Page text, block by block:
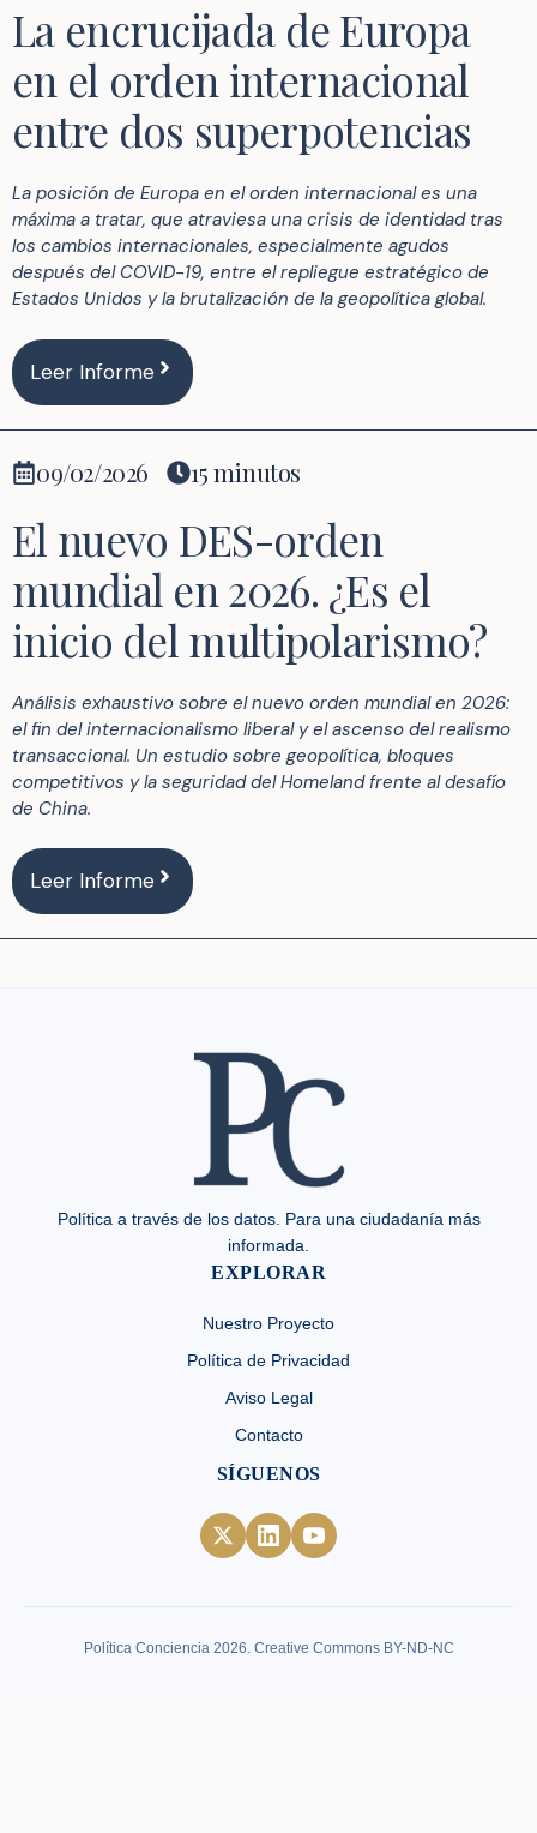
La encrucijada de Europa
en el orden internacional
entre dos superpotencias
La posición de Europa en el orden internacional es una
máxima a tratar, que atraviesa una crisis de identidad tras
los cambios internacionales, especialmente agudos
después del COVID-19, entre el repliegue estratégico de
Estados Unidos y la brutalización de la geopolítica global.
Leer Informe
09/02/2026 15 minutos
El nuevo DES-orden
mundial en 2026. ¿Es el
inicio del multipolarismo?
Análisis exhaustivo sobre el nuevo orden mundial en 2026:
el fin del internacionalismo liberal y el ascenso del realismo
transaccional. Un estudio sobre geopolítica, bloques
competitivos y la seguridad del Homeland frente al desafío
de China.
Leer Informe
Política a través de los datos. Para una ciudadanía más
informada.
EXPLORAR
Nuestro Proyecto
Política de Privacidad
Aviso Legal
Contacto
SÍGUENOS
Política Conciencia 2026. Creative Commons BY-ND-NC